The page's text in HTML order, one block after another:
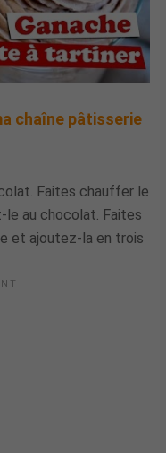
chaîne pâtisserie
Faites chauffer le
le au chocolat. Faites
et ajoutez-la en trois